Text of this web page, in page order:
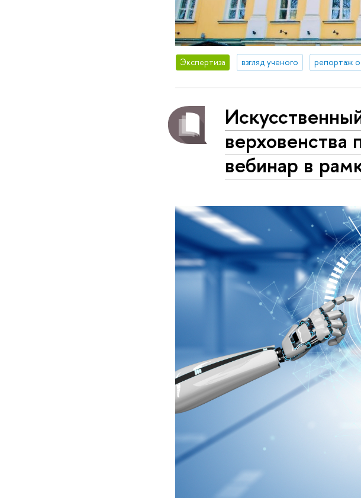
Экспертиза взгляд ученого репортаж
вебинар в